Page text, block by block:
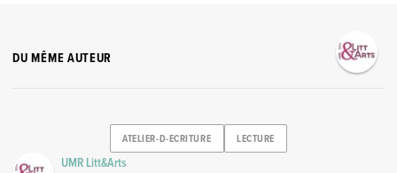
DU MÊME AUTEUR
ATELIER-D-ECRITURE LECTURE
UMR Litt&Arts